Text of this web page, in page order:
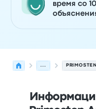
время со
...